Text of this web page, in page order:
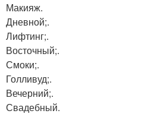
Макияж.
Дневной;.
Лифтинг;.
Восточный;.
Смоки;.
Голливуд;.
Вечерний;.
Свадебный.